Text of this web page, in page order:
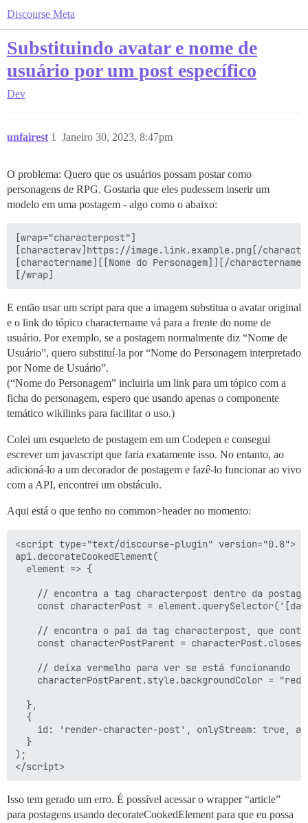
Discourse Meta
Substituindo avatar e nome de
usuário por um post específico
Dev
unfairest Janeiro 30, 2023, 8:47pm
1
O problema: Quero que os usuários possam postar como
personagens de RPG. Gostaria que eles pudessem inserir um
modelo em uma postagem - algo como o abaixo:
[wrap="characterpost"]
[characterav]https://image.link.example.png[/
[charactername][[Nome do Personagem]][/charactername]
E então usar um script para que a imagem substitua o avatar original
e o link do tópico charactername vá para a frente do nome de
usuário. Por exemplo, se a postagem normalmente diz “Nome de
Usuário”, quero substituí-la por “Nome do Personagem interpretado
por Nome de Usuário”.
(“Nome do Personagem” incluiria um link para um tópico com a
ficha do personagem, espero que usando apenas o componente
temático wikilinks para facilitar o uso.)
Colei um esqueleto de postagem em um Codepen e consegui
escrever um javascript que faria exatamente isso. No entanto, ao
adicioná-lo a um decorador de postagem e fazê-lo funcionar ao vivo
com a API, encontrei um obstáculo.
Aqui está o que tenho no common>header no momento:
<script type="text/discourse-plugin" version="0.8">
api.decorateCookedElement(
  element => {
// encontra a tag characterpost dentro da
const characterPost =
// encontra o pai da tag characterpost, que
const characterPostParent =
    // deixa vermelho para ver se está funcionando
characterPostParent.style.backgroundColor =
  },
  {
id: 'render-character-post', onlyStream: true,
  }
);
Isso tem gerado um erro. É possível acessar o wrapper “article”
para postagens usando decorateCookedElement para que eu possa